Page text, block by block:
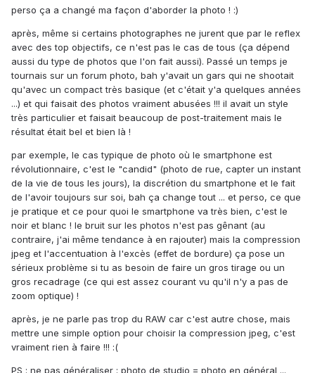
perso ça a changé ma façon d'aborder la photo ! :)
après, même si certains photographes ne jurent que par le reflex
avec des top objectifs, ce n'est pas le cas de tous (ça dépend
aussi du type de photos que l'on fait aussi). Passé un temps je
tournais sur un forum photo, bah y'avait un gars qui ne shootait
qu'avec un compact très basique (et c'était y'a quelques années
...) et qui faisait des photos vraiment abusées !!! il avait un style
très particulier et faisait beaucoup de post-traitement mais le
résultat était bel et bien là !
par exemple, le cas typique de photo où le smartphone est
révolutionnaire, c'est le "candid" (photo de rue, capter un instant
de la vie de tous les jours), la discrétion du smartphone et le fait
de l'avoir toujours sur soi, bah ça change tout ... et perso, ce que
je pratique et ce pour quoi le smartphone va très bien, c'est le
noir et blanc ! le bruit sur les photos n'est pas gênant (au
contraire, j'ai même tendance à en rajouter) mais la compression
jpeg et l'accentuation à l'excès (effet de bordure) ça pose un
sérieux problème si tu as besoin de faire un gros tirage ou un
gros recadrage (ce qui est assez courant vu qu'il n'y a pas de
zoom optique) !
après, je ne parle pas trop du RAW car c'est autre chose, mais
mettre une simple option pour choisir la compression jpeg, c'est
vraiment rien à faire !!! :(
PS : ne pas généraliser : photo de studio = photo en général ...